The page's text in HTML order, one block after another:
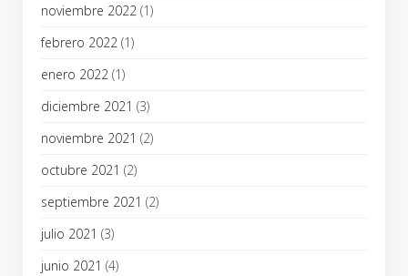
noviembre 2022 (1)
febrero 2022 (1)
enero 2022 (1)
diciembre 2021 (3)
noviembre 2021 (2)
octubre 2021 (2)
septiembre 2021 (2)
julio 2021 (3)
junio 2021 (4)